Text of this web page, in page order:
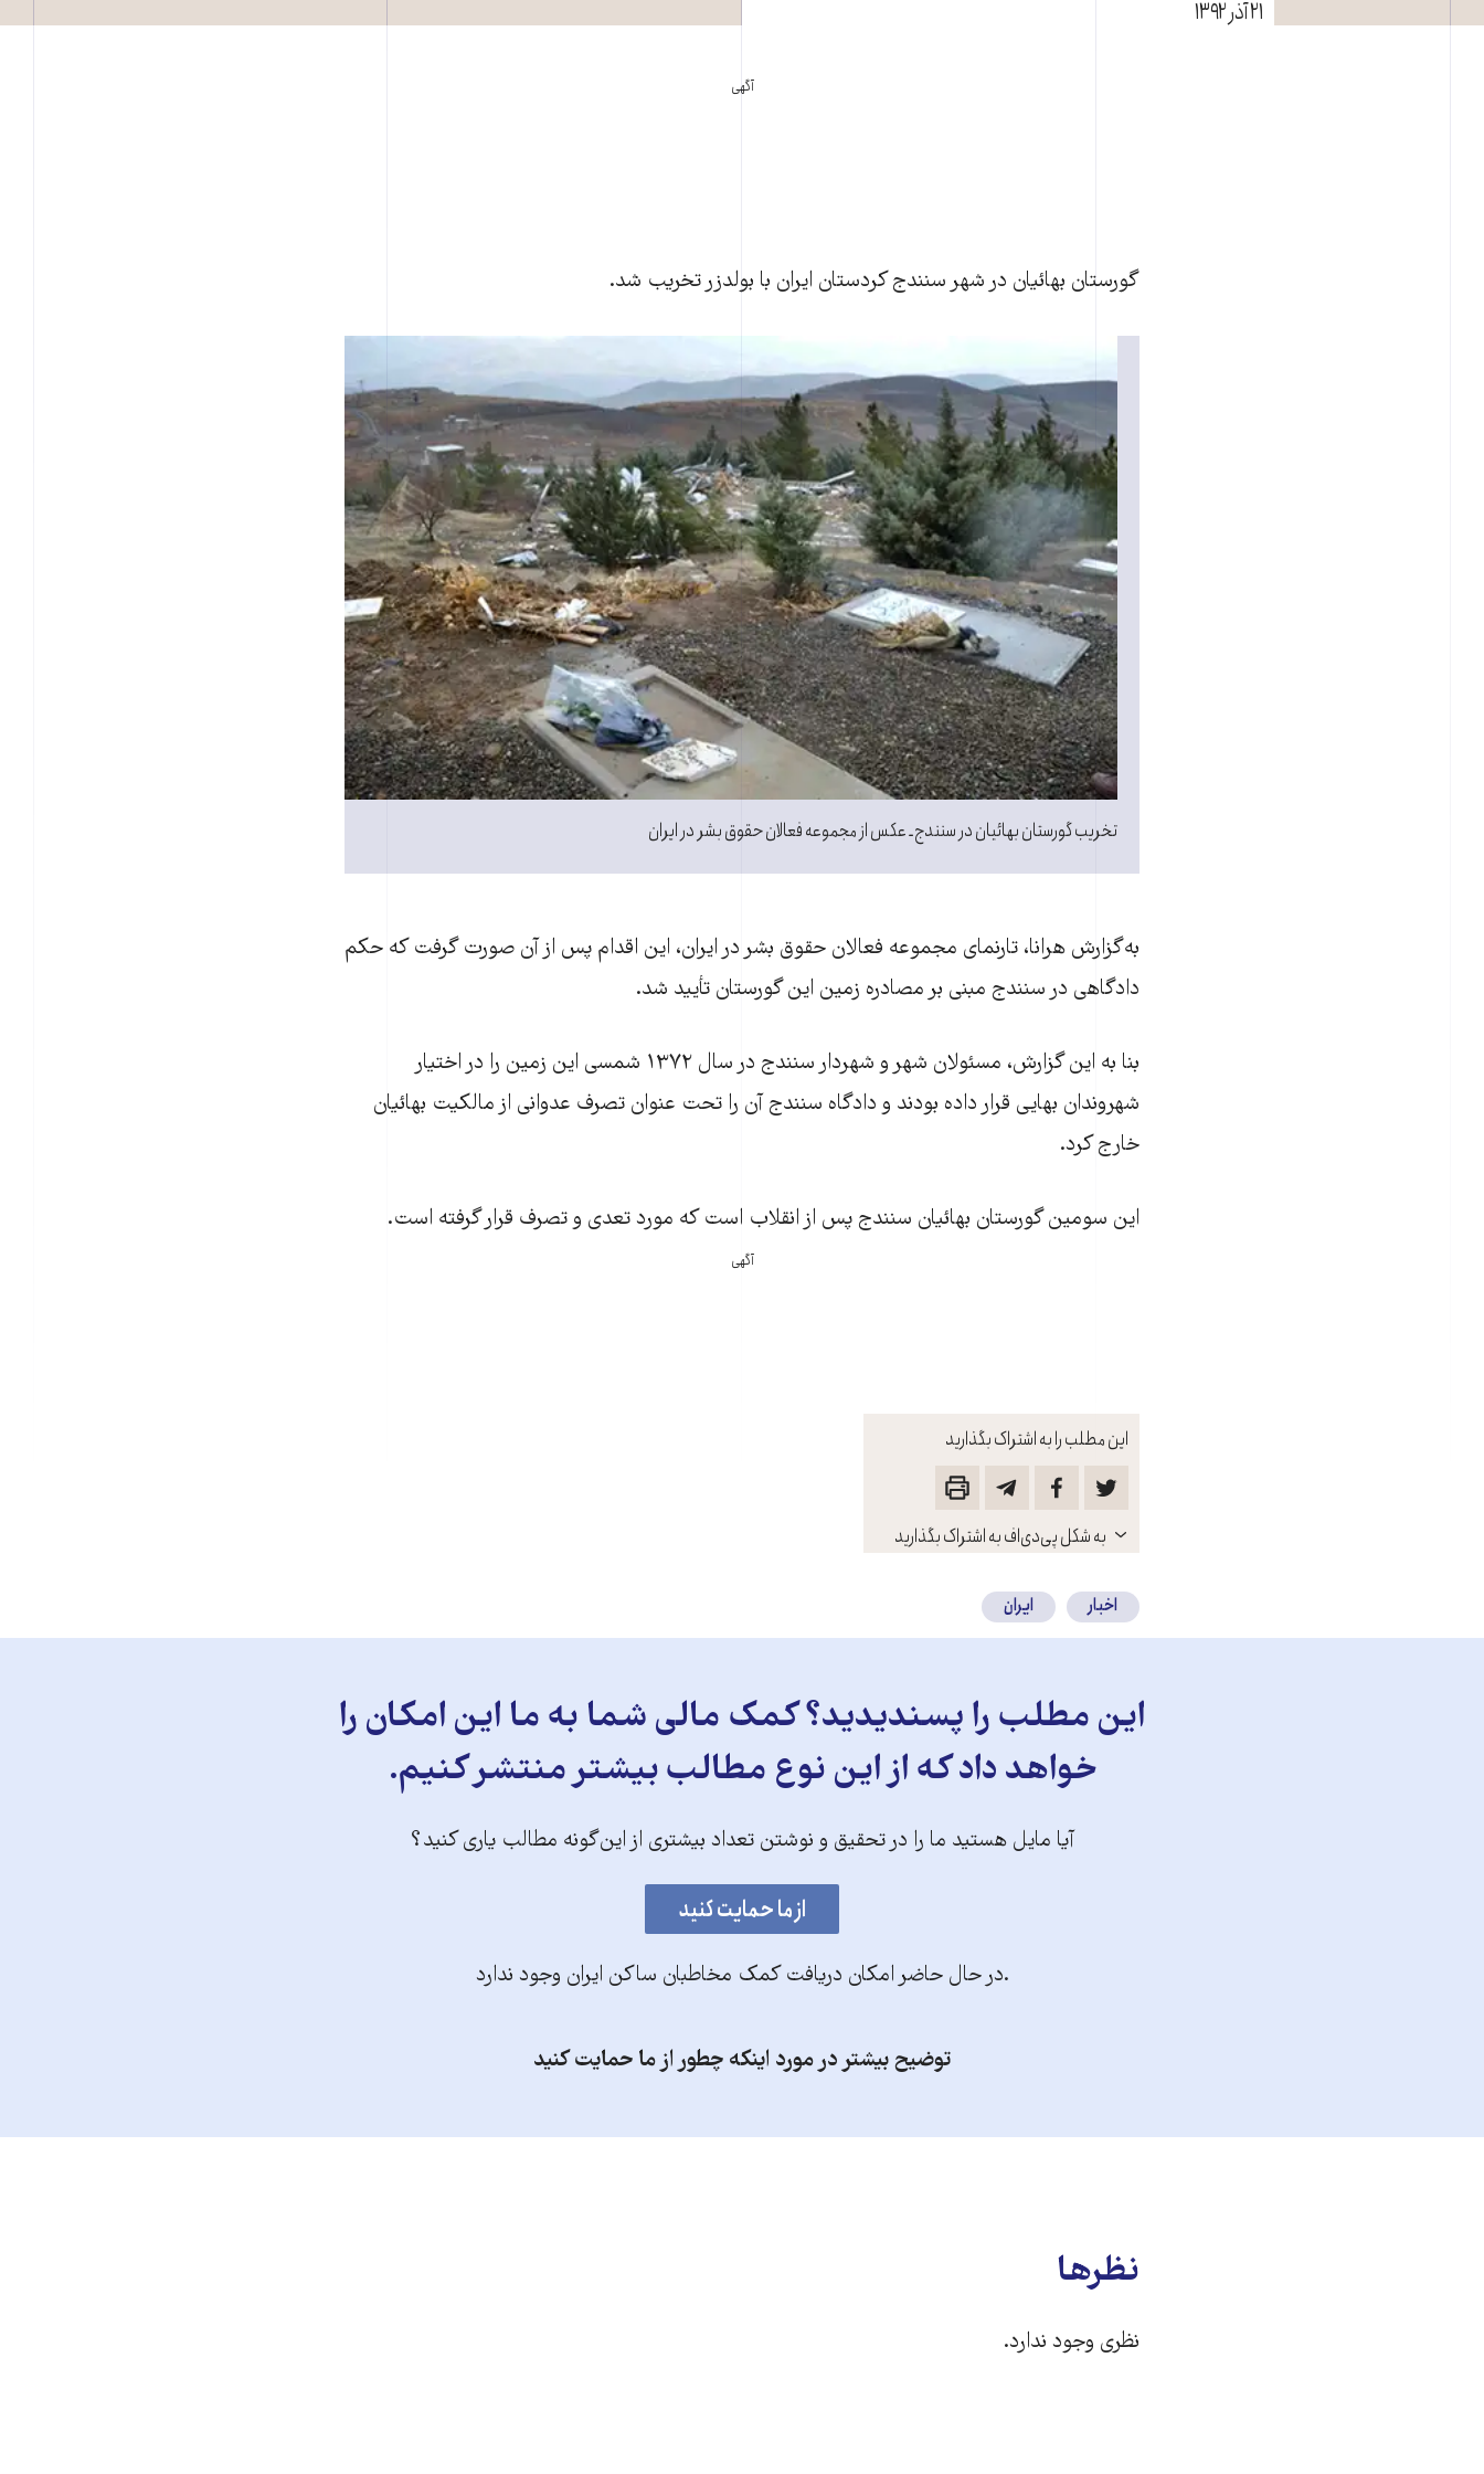
۲۱ آذر ۱۳۹۲
آگهی
این مطلب را به اشتراک بگذارید
باز
کنید
به شکل پی‌دی‌اف به اشتراک بگذارید
گورستان بهائيان در شهر سنندج کردستان ايران با بولدزر تخريب شد.
تخريب گورستان بهائيان در سنندج ـ عکس از مجموعه فعالان حقوق بشر در ايران
به‌گزارش هرانا، تارنمای مجموعه فعالان حقوق بشر در ايران، اين اقدام پس از آن صورت گرفت که حکم
دادگاهی در سنندج مبنی بر مصادره زمين‌ اين گورستان تأييد شد.
بنا به اين گزارش، مسئولان شهر و شهردار سنندج در سال ۱۳۷۲ شمسی اين زمين را در اختيار
شهروندان بهايی قرار داده بودند و دادگاه سنندج آن را تحت عنوان تصرف عدوانی از مالکيت بهائيان
خارج کرد.
اين سومين گورستان بهائيان سنندج پس از انقلاب است که مورد تعدی و تصرف قرار گرفته است.
آگهی
اخبار ایران
این مطلب را پسندیدید؟ کمک مالی شما به ما این امکان را
خواهد داد که از این نوع مطالب بیشتر منتشر کنیم.
آیا مایل هستید ما را در تحقیق و نوشتن تعداد بیشتری از این‌گونه مطالب یاری کنید؟
.در حال حاضر امکان دریافت کمک مخاطبان ساکن ایران وجود ندارد
توضیح بیشتر در مورد اینکه چطور از ما حمایت کنید
نظرها
نظری وجود ندارد.